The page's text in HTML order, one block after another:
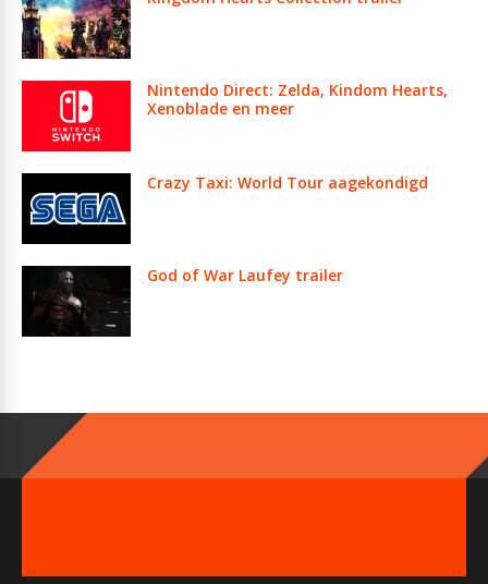
Nintendo Direct: Zelda, Kindom Hearts,
Xenoblade en meer
Crazy Taxi: World Tour aagekondigd
God of War Laufey trailer